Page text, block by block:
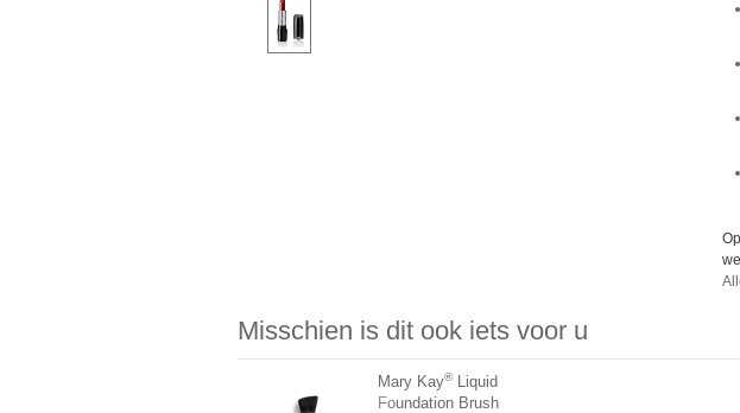
Misschien is dit ook iets voor u
Mary Kay®Liquid
Foundation Brush